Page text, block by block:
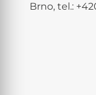
Brno, tel.: